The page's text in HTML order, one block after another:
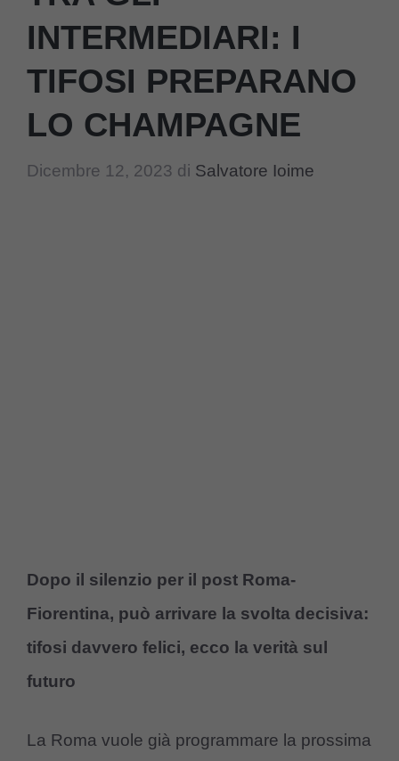
INTERMEDIARI: I
TIFOSI PREPARANO
LO CHAMPAGNE
Dicembre 12, 2023 di Salvatore Ioime
Dopo il silenzio per il post Roma-
Fiorentina, può arrivare la svolta decisiva:
tifosi davvero felici, ecco la verità sul
futuro
La Roma vuole già programmare la prossima